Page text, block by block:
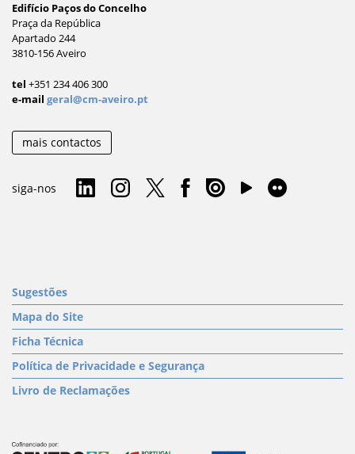
Edifício Paços do Concelho
Praça da República
Apartado 244
3810-156 Aveiro
tel +351 234 406 300
e-mail geral@cm-aveiro.pt
mais contactos
siga-nos
Sugestões
Mapa do Site
Ficha Técnica
Política de Privacidade e Segurança
Livro de Reclamações